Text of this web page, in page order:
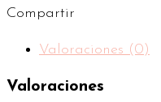
Compartir
Valoraciones (0)
Valoraciones